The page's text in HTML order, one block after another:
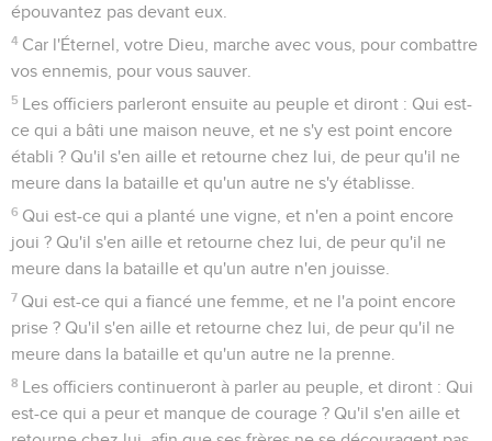
épouvantez pas devant eux.
4 Car l'Éternel, votre Dieu, marche avec vous, pour combattre
vos ennemis, pour vous sauver.
5 Les officiers parleront ensuite au peuple et diront : Qui est-
ce qui a bâti une maison neuve, et ne s'y est point encore
établi ? Qu'il s'en aille et retourne chez lui, de peur qu'il ne
meure dans la bataille et qu'un autre ne s'y établisse.
6 Qui est-ce qui a planté une vigne, et n'en a point encore
joui ? Qu'il s'en aille et retourne chez lui, de peur qu'il ne
meure dans la bataille et qu'un autre n'en jouisse.
7 Qui est-ce qui a fiancé une femme, et ne l'a point encore
prise ? Qu'il s'en aille et retourne chez lui, de peur qu'il ne
meure dans la bataille et qu'un autre ne la prenne.
8 Les officiers continueront à parler au peuple, et diront : Qui
est-ce qui a peur et manque de courage ? Qu'il s'en aille et